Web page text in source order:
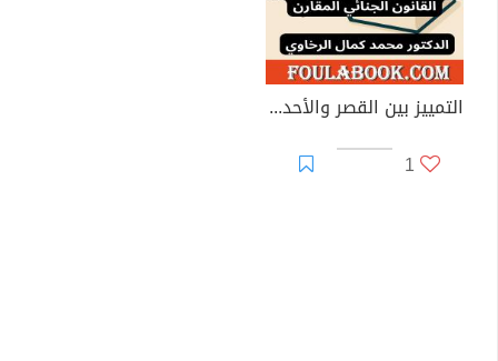
التمييز بين القصر والأحداث في القانون الجنائي المقارن
1